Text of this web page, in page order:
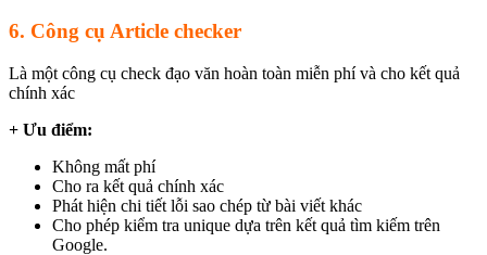
6. Công cụ Article checker
Là một công cụ check đạo văn hoàn toàn miễn phí và cho kết quả
chính xác
+ Ưu điểm:
Không mất phí
Cho ra kết quả chính xác
Phát hiện chi tiết lỗi sao chép từ bài viết khác
Cho phép kiểm tra unique dựa trên kết quả tìm kiếm trên
Google.